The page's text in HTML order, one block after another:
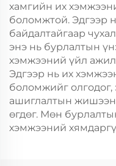
хамгийн их
боломжтой. Эдгээр
байдалтайгаар
энэ нь бурлалтын
хэмжээний үйл
Эдгээр нь их
боломжийг олгодог,
ашиглалтын
өгдөг. Мөн
хэмжээний